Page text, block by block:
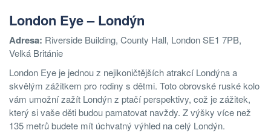
London Eye – Londýn
Adresa: Riverside Building, County Hall, London SE1 7PB,
Velká Británie
London Eye je jednou z nejikoničtějších atrakcí Londýna a
skvělým zážitkem pro rodiny s dětmi. Toto obrovské ruské kolo
vám umožní zažít Londýn z ptačí perspektivy, což je zážitek,
který si vaše děti budou pamatovat navždy. Z výšky více než
135 metrů budete mít úchvatný výhled na celý Londýn.